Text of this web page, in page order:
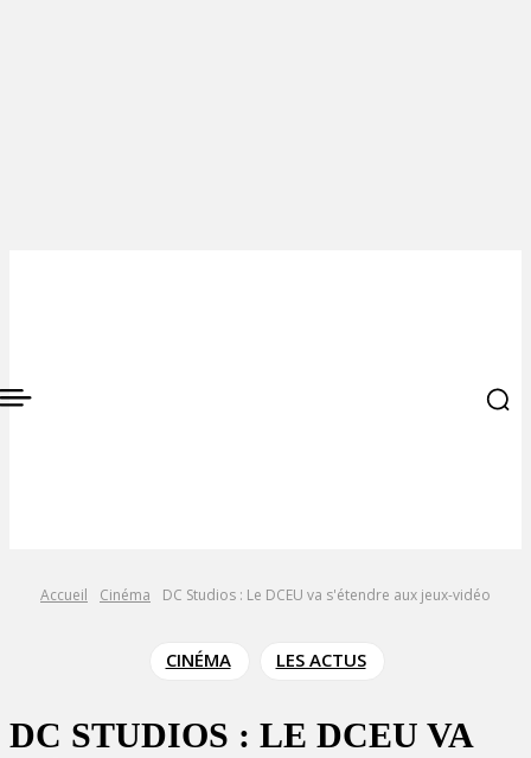
Accueil Cinéma DC Studios : Le DCEU va s'étendre aux jeux-vidéo
CINÉMA LES ACTUS
DC STUDIOS : LE DCEU VA